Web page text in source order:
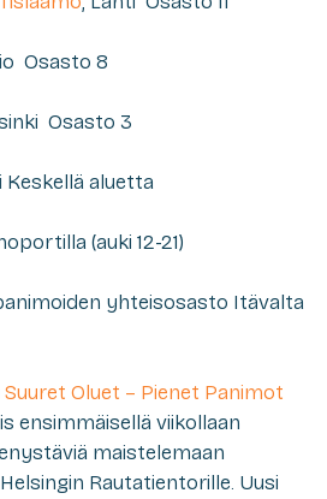
Osasto 8
Osasto 3
Keskellä aluetta
(auki 12-21)
yhteisosasto Itävalta
Suuret Oluet – Pienet Panimot
ensimmäisellä viikollaan
maistelemaan
Rautatientorille. Uusi